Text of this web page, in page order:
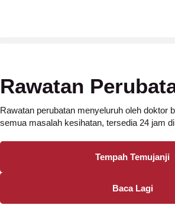
Rawatan
Rawatan perubatan menyeluruh oleh doktor
semua masalah kesihatan, tersedia 24 jam
Tempah Temujanji
Baca Lagi